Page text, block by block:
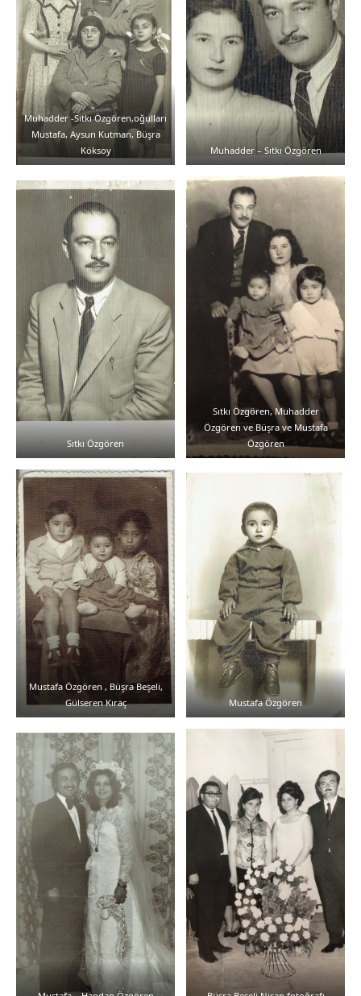
Muhadder -Sıtkı Özgören,oğulları
Mustafa, Aysun Kutman, Büşra
Köksoy
Muhadder – Sıtkı Özgören
Sıtkı Özgören
Sıtkı Özgören, Muhadder
Özgören ve Büşra ve Mustafa
Özgören
Mustafa Özgören , Büşra Beşeli,
Gülseren Kıraç
Mustafa Özgören